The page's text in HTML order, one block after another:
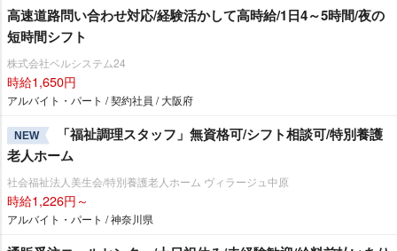
高速道路問い合わせ対応/経験活かして高時給/1日4～5時間/夜の
短時間シフト
株式会社ベルシステム24
時給1,650円
アルバイト・パート / 契約社員 / 大阪府
NEW
「福祉調理スタッフ」無資格可/シフト相談可/特別養護
老人ホーム
社会福祉法人美生会/特別養護老人ホーム ヴィラージュ中原
時給1,226円～
アルバイト・パート / 神奈川県